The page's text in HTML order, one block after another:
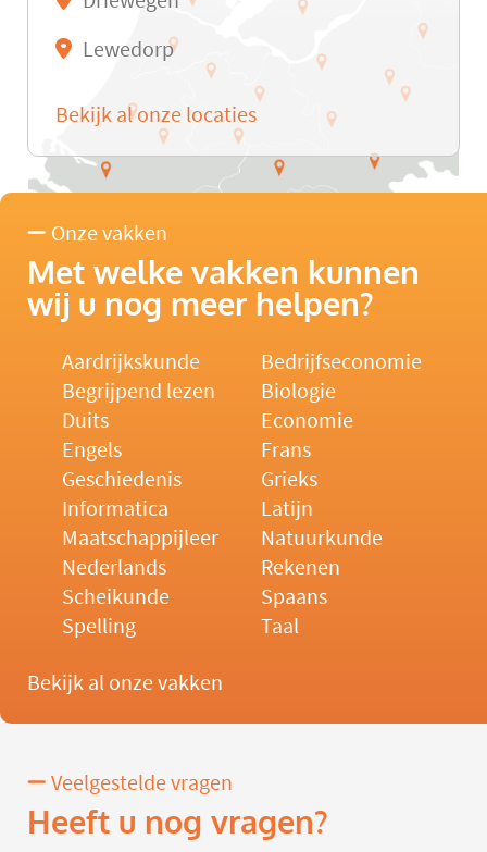
Lewedorp
Bekijk al onze locaties
Onze vakken
Met welke vakken kunnen
wij u nog meer helpen?
Aardrijkskunde
Bedrijfseconomie
Begrijpend lezen
Biologie
Duits
Economie
Engels
Frans
Geschiedenis
Grieks
Informatica
Latijn
Maatschappijleer
Natuurkunde
Nederlands
Rekenen
Scheikunde
Spaans
Spelling
Taal
Bekijk al onze vakken
Veelgestelde vragen
Heeft u nog vragen?